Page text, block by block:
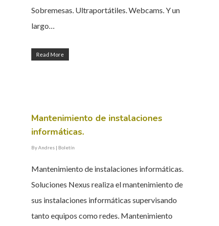
Sobremesas. Ultraportátiles. Webcams. Y un
largo…
Read More
Mantenimiento de instalaciones
informáticas.
ByAndres | Boletín
Mantenimiento de instalaciones informáticas.
Soluciones Nexus realiza el mantenimiento de
sus instalaciones informáticas supervisando
tanto equipos como redes. Mantenimiento